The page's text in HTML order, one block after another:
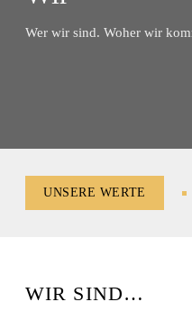
Wer wir sind. Woher wir
UNSERE WERTE
WIR SIND…